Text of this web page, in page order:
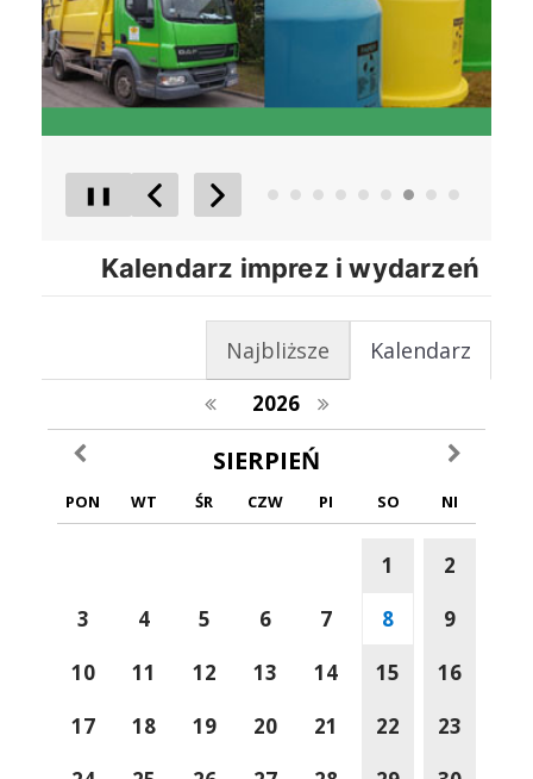
❚❚
Poprzedni Element
Następny Element
Kalendarz imprez i wydarzeń
Kalendarz
Najbliższe
poprzedni rok
2026 następny rok
poprzedni miesiącSIERPIEŃ następny
PON WT ŚR CZW PI SO NI
1
2
3
4 5 6 7 8
9
10
11 12 13 14 15
16
17
18 19 20 21 22
23